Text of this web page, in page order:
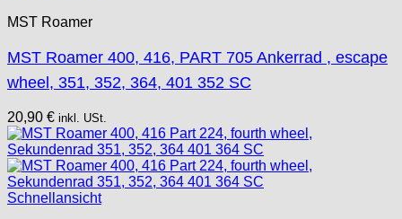
MST Roamer
MST Roamer 400, 416, PART 705 Ankerrad , escape
wheel, 351, 352, 364, 401 352 SC
20,90 € inkl. USt.
Schnellansicht